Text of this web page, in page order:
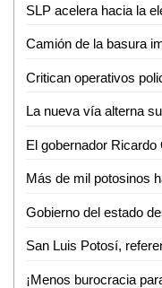
Critican operativos